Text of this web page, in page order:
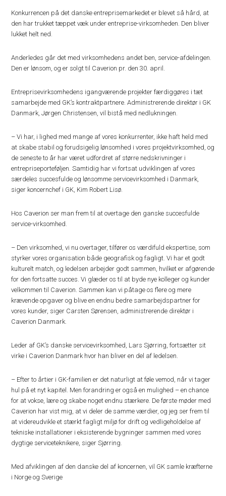
Konkurrencen på det danske entreprisemarkedet er blevet så hård, at
den har trukket tæppet væk under entreprise-virksomheden. Den bliver
lukket helt ned.
Anderledes går det med virksomhedens andet ben, service-afdelingen.
Den er lønsom, og er solgt til Caverion pr. den 30. april.
Entreprisevirksomhedens igangværende projekter færdiggøres i tæt
samarbejde med GK’s kontraktpartnere. Administrerende direktør i GK
Danmark, Jørgen Christensen, vil bistå med nedlukningen.
– Vi har, i lighed med mange af vores konkurrenter, ikke haft held med
at skabe stabil og forudsigelig lønsomhed i vores projektvirksomhed, og
de seneste to år har været udfordret af større nedskrivninger i
entrepriseporteføljen. Samtidig har vi fortsat udviklingen af vores
særdeles succesfulde og lønsomme servicevirksomhed i Danmark,
siger koncernchef i GK, Kim Robert Lisø.
Hos Caverion ser man frem til at overtage den ganske succesfulde
service-virksomhed.
– Den virksomhed, vi nu overtager, tilfører os værdifuld ekspertise, som
styrker vores organisation både geografisk og fagligt. Vi har et godt
kulturelt match, og ledelsen arbejder godt sammen, hvilket er afgørende
for den fortsatte succes. Vi glæder os til at byde nye kolleger og kunder
velkommen til Caverion. Sammen kan vi påtage os flere og mere
krævende opgaver og blive en endnu bedre samarbejdspartner for
vores kunder, siger Carsten Sørensen, administrerende direktør i
Caverion Danmark.
Leder af GK’s danske servicevirksomhed, Lars Sjørring, fortsætter sit
virke i Caverion Danmark hvor han bliver en del af ledelsen.
– Efter to årtier i GK-familien er det naturligt at føle vemod, når vi tager
hul på et nyt kapitel. Men forandring er også en mulighed – en chance
for at vokse, lære og skabe noget endnu stærkere. De første møder med
Caverion har vist mig, at vi deler de samme værdier, og jeg ser frem til
at videreudvikle et stærkt fagligt miljø for drift og vedligeholdelse af
tekniske installationer i eksisterende bygninger sammen med vores
dygtige serviceteknikere, siger Sjørring.
Med afviklingen af den danske del af koncernen, vil GK samle kræfterne
i Norge og Sverige